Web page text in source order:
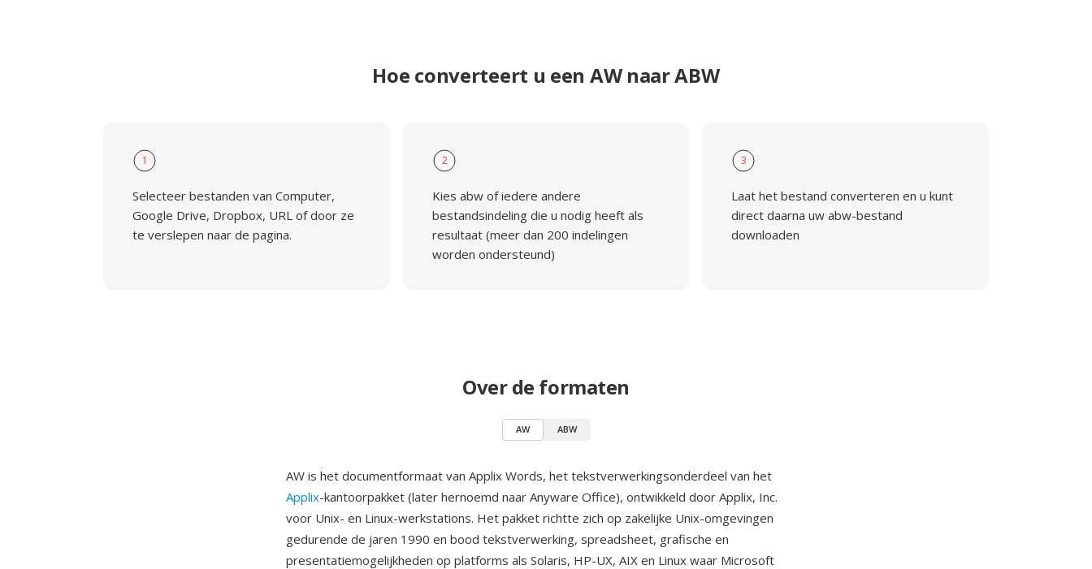
Hoe converteert u een AW naar ABW
1
Selecteer bestanden van Computer,
Google Drive, Dropbox, URL of door ze
te verslepen naar de pagina.
2
Kies abw of iedere andere
bestandsindeling die u nodig heeft als
resultaat (meer dan 200 indelingen
worden ondersteund)
3
Laat het bestand converteren en u kunt
direct daarna uw abw-bestand
downloaden
Over de formaten
AW ABW
AW is het documentformaat van Applix Words, het tekstverwerkingsonderdeel van het
Applix-kantoorpakket (later hernoemd naar Anyware Office), ontwikkeld door Applix, Inc.
voor Unix- en Linux-werkstations. Het pakket richtte zich op zakelijke Unix-omgevingen
gedurende de jaren 1990 en bood tekstverwerking, spreadsheet, grafische en
presentatiemogelijkheden op platforms als Solaris, HP-UX, AIX en Linux waar Microsoft